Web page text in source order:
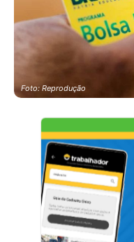
Foto: Reprodução